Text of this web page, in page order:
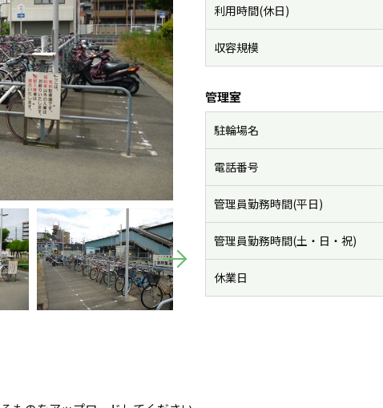
利用時間(休日)
収容規模
管理室
駐輪場名
電話番号
管理員勤務時間(平日)
管理員勤務時間(土・日・祝)
休業日